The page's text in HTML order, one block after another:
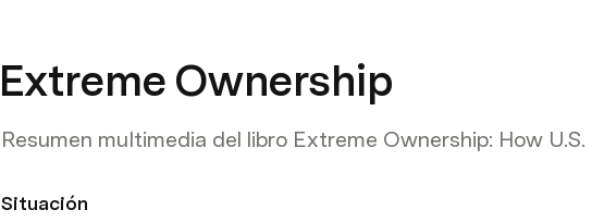
Extreme Ownership
Resumen multimedia del libro Extreme Ownership: How
Situación